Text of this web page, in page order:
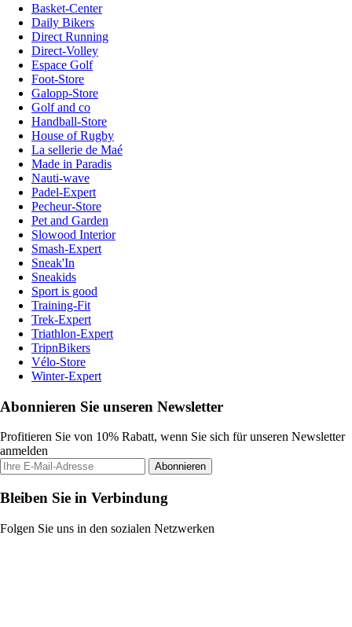
Basket-Center
Daily Bikers
Direct Running
Direct-Volley
Espace Golf
Foot-Store
Galopp-Store
Golf and co
Handball-Store
House of Rugby
La sellerie de Maé
Made in Paradis
Nauti-wave
Padel-Expert
Pecheur-Store
Pet and Garden
Slowood Interior
Smash-Expert
Sneak'In
Sneakids
Sport is good
Training-Fit
Trek-Expert
Triathlon-Expert
TripnBikers
Vélo-Store
Winter-Expert
Abonnieren Sie unseren Newsletter
Profitieren Sie von 10% Rabatt, wenn Sie sich für unseren Newsletter
anmelden
Abonnieren
Bleiben Sie in Verbindung
Folgen Sie uns in den sozialen Netzwerken